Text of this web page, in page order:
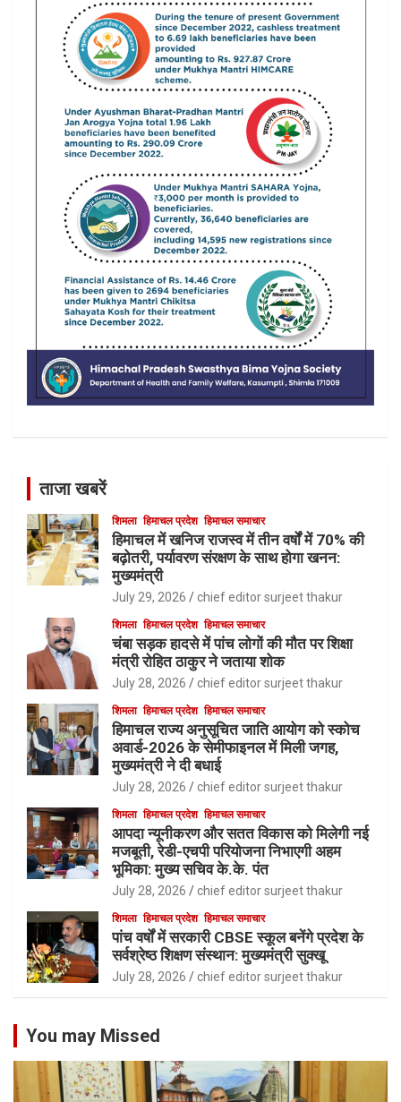
ताजा खबरें
शिमला हिमाचल प्रदेश हिमाचल समाचार
हिमाचल में खनिज राजस्व में तीन वर्षों में 70% की
बढ़ोतरी, पर्यावरण संरक्षण के साथ होगा खनन:
मुख्यमंत्री
July 29, 2026 chief editor surjeet thakur
शिमला हिमाचल प्रदेश हिमाचल समाचार
चंबा सड़क हादसे में पांच लोगों की मौत पर शिक्षा
मंत्री रोहित ठाकुर ने जताया शोक
July 28, 2026 chief editor surjeet thakur
शिमला हिमाचल प्रदेश हिमाचल समाचार
हिमाचल राज्य अनुसूचित जाति आयोग को स्कोच
अवार्ड-2026 के सेमीफाइनल में मिली जगह,
मुख्यमंत्री ने दी बधाई
July 28, 2026 chief editor surjeet thakur
शिमला हिमाचल प्रदेश हिमाचल समाचार
आपदा न्यूनीकरण और सतत विकास को मिलेगी नई
मजबूती, रेडी-एचपी परियोजना निभाएगी अहम
भूमिका: मुख्य सचिव के.के. पंत
July 28, 2026 chief editor surjeet thakur
शिमला हिमाचल प्रदेश हिमाचल समाचार
पांच वर्षों में सरकारी CBSE स्कूल बनेंगे प्रदेश के
सर्वश्रेष्ठ शिक्षण संस्थान: मुख्यमंत्री सुक्खू
July 28, 2026 chief editor surjeet thakur
You may Missed